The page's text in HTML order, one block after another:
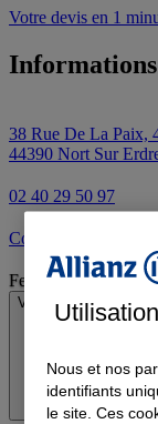
Votre devis en 1
38 Rue De La Paix,
44390 Nort Sur
02 40 29 50 97
Contacter l'agence
Fermé
Voir les horaires
Nous et nos
identifiants
le site. Ces